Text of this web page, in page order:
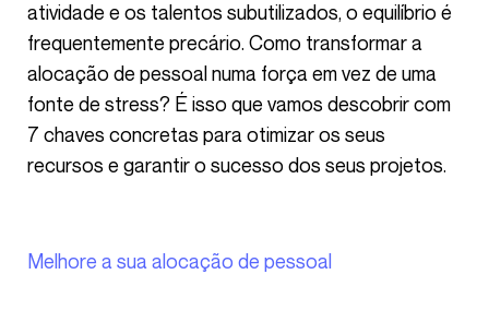
atividade e os talentos subutilizados, o equilíbrio é
frequentemente precário. Como transformar a
alocação de pessoal numa força em vez de uma
fonte de stress? É isso que vamos descobrir com
7 chaves concretas para otimizar os seus
recursos e garantir o sucesso dos seus projetos.
Melhore a sua alocação de pessoal